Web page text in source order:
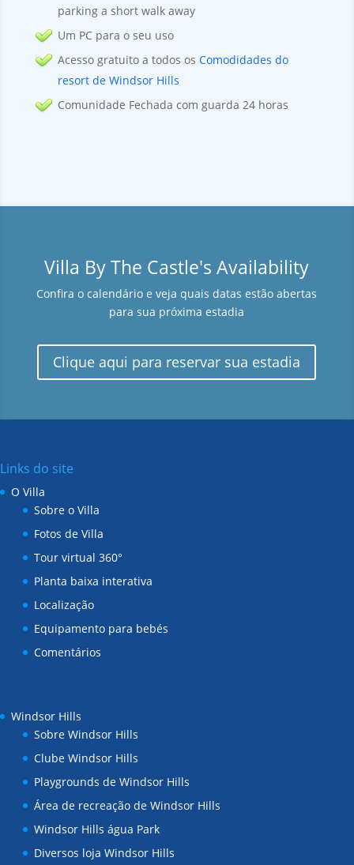
parking a short walk away
Um PC para o seu uso
Acesso gratuito a todos os Comodidades do
resort de Windsor Hills
Comunidade Fechada com guarda 24 horas
Villa By The Castle's Availability
Confira o calendário e veja quais datas estão abertas
para sua próxima estadia
Clique aqui para reservar sua estadia
Links do site
O Villa
Sobre o Villa
Fotos de Villa
Tour virtual 360°
Planta baixa interativa
Localização
Equipamento para bebés
Comentários
Windsor Hills
Sobre Windsor Hills
Clube Windsor Hills
Playgrounds de Windsor Hills
Área de recreação de Windsor Hills
Windsor Hills água Park
Diversos loja Windsor Hills